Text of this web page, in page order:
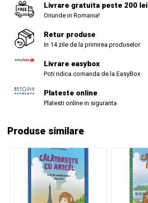
Livrare gratuita peste 200 lei
Oriunde in Romania!
Retur produse
In 14 zile de la primirea produselor
Livrare easybox
Poti ridica comanda de la EasyBox
Plateste online
Platesti online in siguranta
Produse similare